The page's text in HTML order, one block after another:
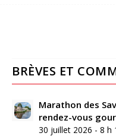
BRÈVES ET
Marathon des
rendez-vous
30 juillet 2026 - 8 h